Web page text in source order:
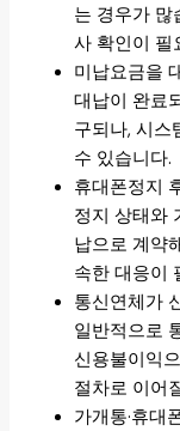
는 경우가 많
사 확인이 필
미납요금을
대납이 완료
구되나, 시스
수 있습니다.
휴대폰정지
정지 상태와
납으로 계약
속한 대응이
통신연체가
일반적으로
신용불이익
절차로 이어
가개통·휴대